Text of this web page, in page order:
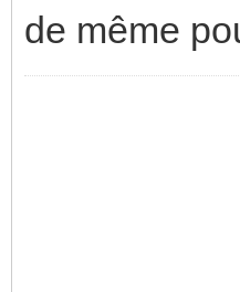
de même